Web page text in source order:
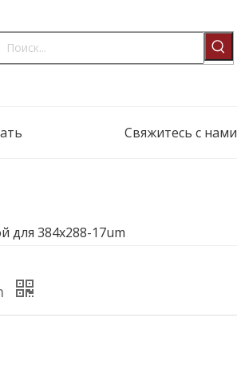
Свяжитесь с нами
для 384x288-17um